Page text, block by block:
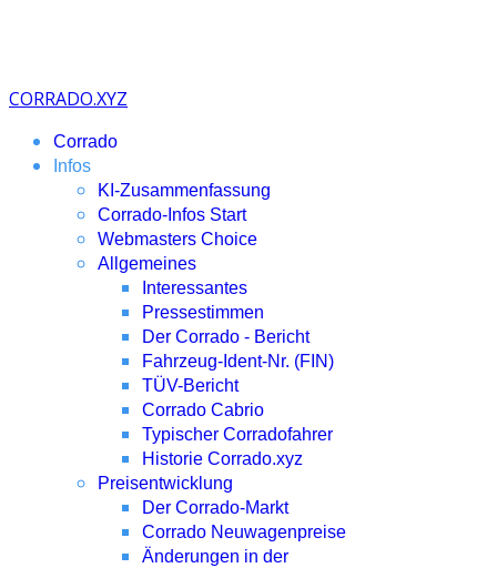
CORRADO.XYZ
Corrado
Infos
KI-Zusammenfassung
Corrado-Infos Start
Webmasters Choice
Allgemeines
Interessantes
Pressestimmen
Der Corrado - Bericht
Fahrzeug-Ident-Nr. (FIN)
TÜV-Bericht
Corrado Cabrio
Typischer Corradofahrer
Historie Corrado.xyz
Preisentwicklung
Der Corrado-Markt
Corrado Neuwagenpreise
Änderungen in der